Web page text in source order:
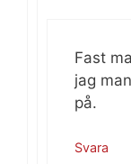
Fast
jag
på.
Svara